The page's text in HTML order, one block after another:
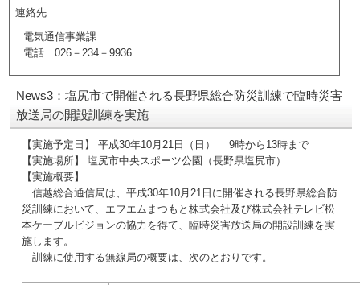
連絡先
電気通信事業課
電話 026－234－9936
News3：塩尻市で開催される長野県総合防災訓練で臨時災害
放送局の開設訓練を実施
【実施予定日】 平成30年10月21日（日） 9時から13時まで
【実施場所】 塩尻市中央スポーツ公園（長野県塩尻市）
【実施概要】
信越総合通信局は、平成30年10月21日に開催される長野県総合防
災訓練において、エフエムまつもと株式会社及び株式会社テレビ松
本ケーブルビジョンの協力を得て、臨時災害放送局の開設訓練を実
施します。
訓練に使用する無線局の概要は、次のとおりです。